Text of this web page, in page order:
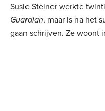
Susie Steiner werkte
Guardian, maar is na het
gaan schrijven. Ze woont